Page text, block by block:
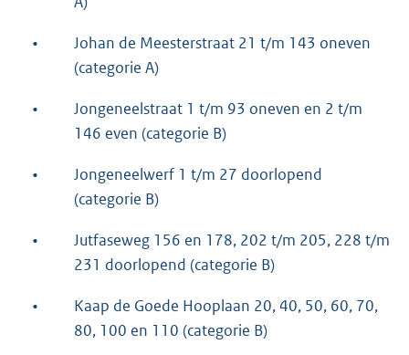
•
Johan de Meesterstraat 21 t/m 143 oneven
(categorie A)
•
Jongeneelstraat 1 t/m 93 oneven en 2 t/m
146 even (categorie B)
•
Jongeneelwerf 1 t/m 27 doorlopend
(categorie B)
•
Jutfaseweg 156 en 178, 202 t/m 205, 228 t/m
231 doorlopend (categorie B)
•
Kaap de Goede Hooplaan 20, 40, 50, 60, 70,
80, 100 en 110 (categorie B)